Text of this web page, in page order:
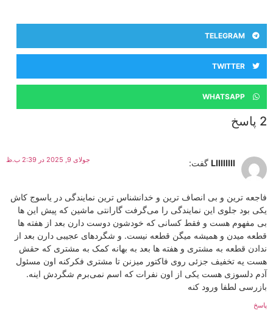
TELEGRAM
TWITTER
WHATSAPP
2 پاسخ
Lllllllll گفت: جولای 9, 2025 در 2:39 ب.ظ
فاجعه ترین و بی انصاف ترین و خدانشناس ترین نمایندگی در یاسوج کاش
یکی بود جلوی این نمایندگی را می‌گرفت گارانتی ماشین که پیش این ها
بی مفهوم هست و فقط کسانی که خودشون دوست دارن بعد از هفته ها
قطعه میدن و همیشه میگن قطعه نیست. و شگردهای عجیبی دارن بعد از
ندادن قطعه به مشتری و هفته ها بعد به بهانه کمک به مشتری که حقش
هست یه تخفیف جزئی روی فاکتور میزنن تا مشتری فکرکنه اون مسئول
آدم دلسوزی هست یکی از اون نفرات که اسم نمی‌برم شگردش اینه.
بازرسی لطفا ورود کنه
پاسخ